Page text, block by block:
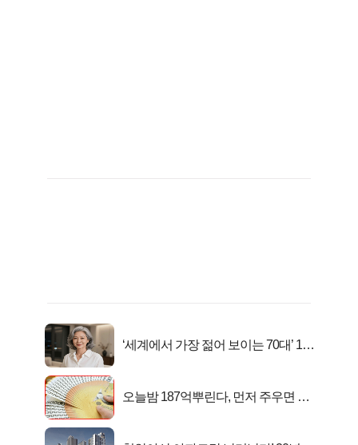
‘세계에서 가장 젊어 보이는 70대’ 1위
오늘밤 187억뿌린다, 먼저 주우면 최